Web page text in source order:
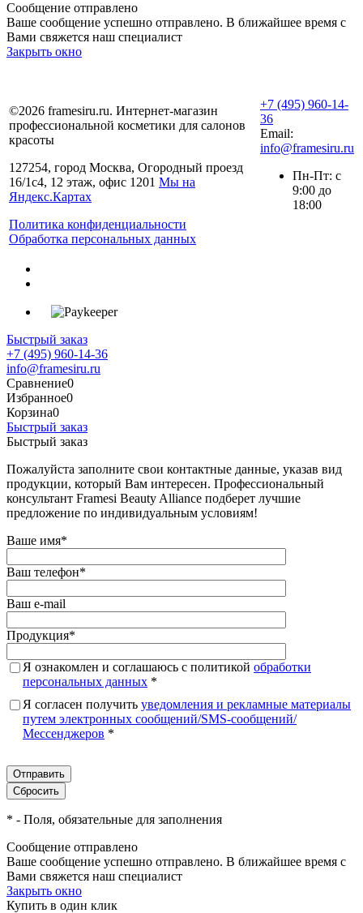
Сообщение отправлено
Ваше сообщение успешно отправлено. В ближайшее время с
Вами свяжется наш специалист
Закрыть окно
©2026 framesiru.ru. Интернет-магазин
профессиональной косметики для салонов
красоты
127254, город Москва, Огородный проезд
16/1с4, 12 этаж, офис 1201 Мы на
Яндекс.Картах
Политика конфиденциальности
Обработка персональных данных
+7 (495) 960-14-
36
Email:
info@framesiru.ru
Пн-Пт: с
9:00 до
18:00
Быстрый заказ
+7 (495) 960-14-36
info@framesiru.ru
Сравнение0
Избранное0
Корзина0
Быстрый заказ
Быстрый заказ
Пожалуйста заполните свои контактные данные, указав вид
продукции, который Вам интересен. Профессиональный
консультант Framesi Beauty Alliance подберет лучшие
предложение по индивидуальным условиям!
Ваше имя*
Ваш телефон*
Ваш e-mail
Продукция*
Я ознакомлен и соглашаюсь с политикой обработки
персональных данных *
Я согласен получить уведомления и рекламные материалы
путем электронных сообщений/SMS-сообщений/
Мессенджеров *
* - Поля, обязательные для заполнения
Сообщение отправлено
Ваше сообщение успешно отправлено. В ближайшее время с
Вами свяжется наш специалист
Закрыть окно
Купить в один клик